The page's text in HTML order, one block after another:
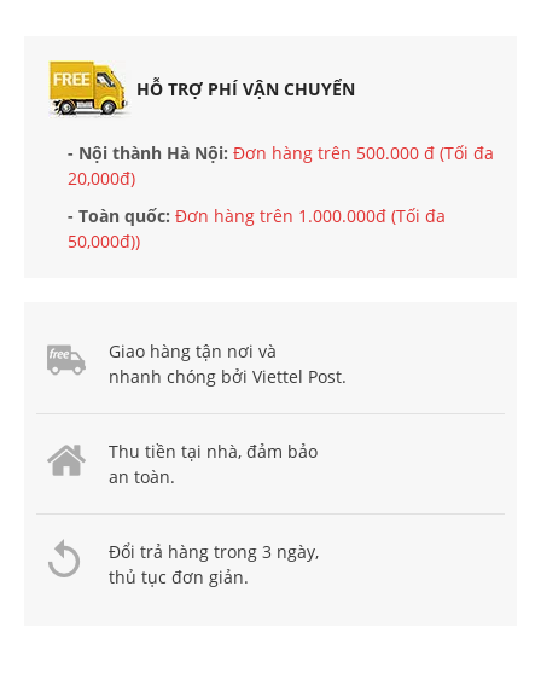
HỖ TRỢ PHÍ VẬN CHUYỂN
- Nội thành Hà Nội: Đơn hàng trên 500.000 đ (Tối đa
20,000đ)
- Toàn quốc: Đơn hàng trên 1.000.000đ (Tối đa
50,000đ))
Giao hàng tận nơi và
nhanh chóng bởi Viettel Post.
Thu tiền tại nhà, đảm bảo
an toàn.
Đổi trả hàng trong 3 ngày,
thủ tục đơn giản.